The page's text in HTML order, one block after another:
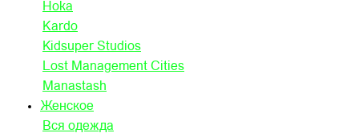
Hoka
Kardo
Kidsuper Studios
Lost Management Cities
Manastash
Женское
Вся одежда